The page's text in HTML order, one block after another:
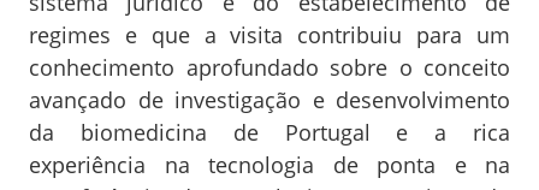
regimes e que a visita contribuiu para um
conhecimento aprofundado sobre o conceito
avançado de investigação e desenvolvimento
da biomedicina de Portugal e a rica
experiência na tecnologia de ponta e na